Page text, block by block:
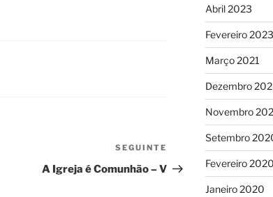
Conteúdo
seguinte
SEGUINTE
A Igreja é Comunhão – V
Abril 2023
Fevereiro 2023
Março 2021
Dezembro
Novembro
Setembro
Fevereiro 2020
Janeiro 2020